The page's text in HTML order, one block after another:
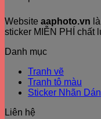
Website aaphoto.vn
sticker MIỄN PHÍ chất
Danh mục
Tranh vẽ
Tranh tô màu
Sticker Nhãn Dán
Liên hệ